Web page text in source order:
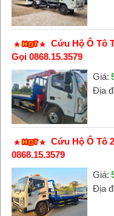
Cứu Hộ Ô Tô
Gọi 0868.15.3579
Giá:
Địa
Cứu Hộ Ô Tô
0868.15.3579
Giá:
Địa